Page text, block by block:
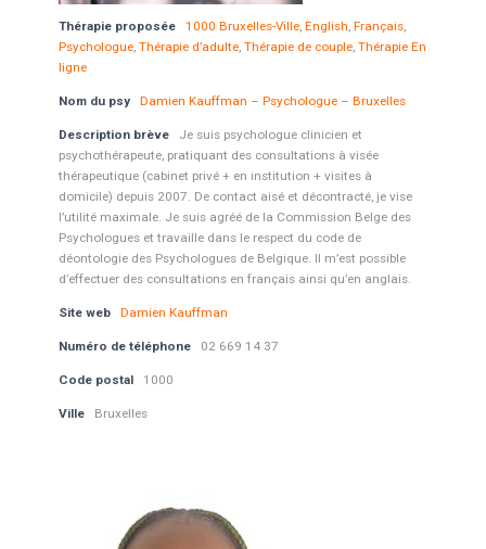
Nom du psy Damien Kauffman – Psychologue – Bruxelles
Thérapie proposée 1000 Bruxelles-Ville, English, Français,
Psychologue, Thérapie d’adulte, Thérapie de couple, Thérapie En
ligne
Description brève
Je suis psychologue clinicien et
psychothérapeute, pratiquant des consultations à visée
thérapeutique (cabinet privé + en institution + visites à
domicile) depuis 2007. De contact aisé et décontracté, je vise
l’utilité maximale. Je suis agréé de la Commission Belge des
Psychologues et travaille dans le respect du code de
déontologie des Psychologues de Belgique. Il m’est possible
d’effectuer des consultations en français ainsi qu’en anglais.
Site web Damien Kauffman
Numéro de téléphone 02 669 14 37
Code postal 1000
Ville Bruxelles